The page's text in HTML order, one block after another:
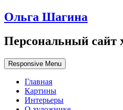
Ольга Шагина
Персональный сайт
Responsive Menu
Главная
Картины
Интерьеры